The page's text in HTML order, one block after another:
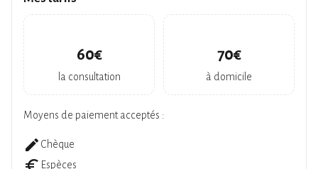
60€
la consultation
70€
à domicile
Moyens de paiement acceptés :
create Chèque
euro_symbol Espèces